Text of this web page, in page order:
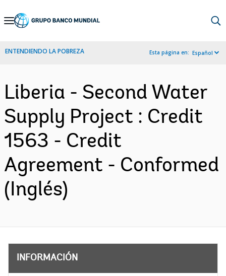
Skip
Navigation
ENTENDIENDO LA POBREZA Esta página en: Español
Liberia - Second Water
Supply Project : Credit
1563 - Credit
Agreement - Conformed
(Inglés)
INFORMACIÓN